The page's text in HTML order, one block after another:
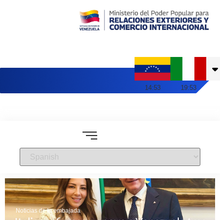
14:53 19:53
Noticias de la embajada